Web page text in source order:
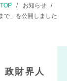
TOP
お知らせ
で」を公開しました
政財界人